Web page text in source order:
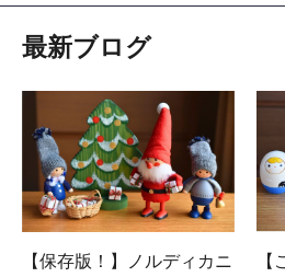
最新ブログ
【保存版！】ノルディカニ